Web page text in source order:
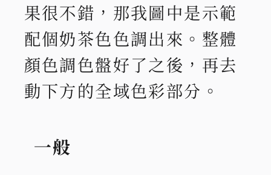
果很不錯，那我圖中是示範
配個奶茶色色調出來。整體
顏色調色盤好了之後，再去
動下方的全域色彩部分。
一般